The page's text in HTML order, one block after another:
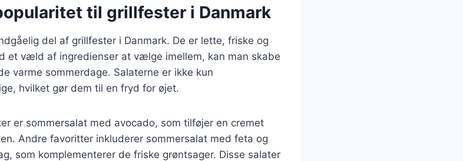
til grillfester i Danmark
del af grillfester i Danmark. De er lette, friske og
et væld af ingredienser at vælge imellem, kan man skabe
varme sommerdage. Salaterne er ikke kun
hvilket gør dem til en fryd for øjet.
er sommersalat med avocado, som tilføjer en cremet
Andre favoritter inkluderer sommersalat med feta og
som komplementerer de friske grøntsager. Disse salater